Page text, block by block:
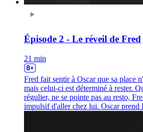
Épisode 2 - Le réveil de Fred
21 min
Fred fait sentir à Oscar que sa place
mais celui-ci est déterminé à rester.
régulier, ne se pointe pas au resto,
impulsif d'aller chez lui. Oscar prend